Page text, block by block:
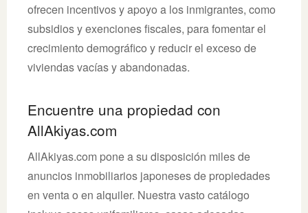
ofrecen incentivos y apoyo a los inmigrantes, como
subsidios y exenciones fiscales, para fomentar el
crecimiento demográfico y reducir el exceso de
viviendas vacías y abandonadas.
Encuentre una propiedad con
AllAkiyas.com
AllAkiyas.com pone a su disposición miles de
anuncios inmobiliarios japoneses de propiedades
en venta o en alquiler. Nuestra vasto catálogo